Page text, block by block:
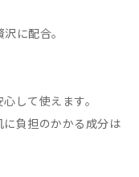
に配合。
して使えます。
負担のかかる成分は